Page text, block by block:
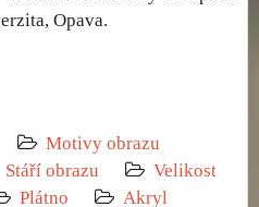
Opava.
Motivy obrazu
Stáří obrazu
Velikost
Plátno Akryl